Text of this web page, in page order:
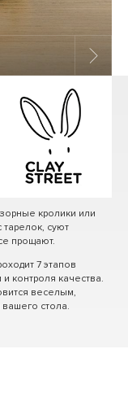
кролики или
тарелок, суют
прощают.
7 этапов
контроля качества.
веселым,
стола.